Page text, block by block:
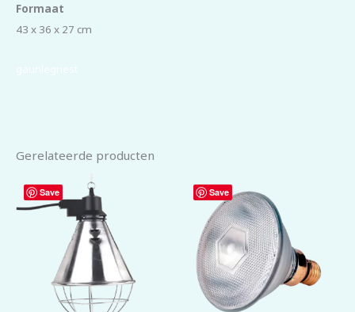
Formaat
43 x 36 x 27 cm
Gerelateerde producten
Save Save